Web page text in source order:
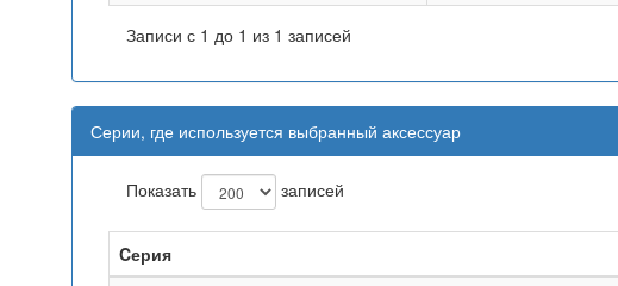
Записи с 1 до 1 из 1 записей
Серии, где используется выбранный аксессуар
Показать записей
Cерия